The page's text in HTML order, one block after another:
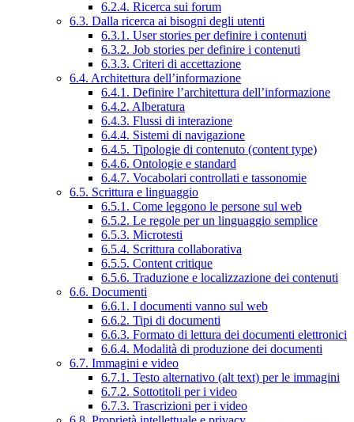
6.2.4. Ricerca sui forum
6.3. Dalla ricerca ai bisogni degli utenti
6.3.1. User stories per definire i contenuti
6.3.2. Job stories per definire i contenuti
6.3.3. Criteri di accettazione
6.4. Architettura dell’informazione
6.4.1. Definire l’architettura dell’informazione
6.4.2. Alberatura
6.4.3. Flussi di interazione
6.4.4. Sistemi di navigazione
6.4.5. Tipologie di contenuto (content type)
6.4.6. Ontologie e standard
6.4.7. Vocabolari controllati e tassonomie
6.5. Scrittura e linguaggio
6.5.1. Come leggono le persone sul web
6.5.2. Le regole per un linguaggio semplice
6.5.3. Microtesti
6.5.4. Scrittura collaborativa
6.5.5. Content critique
6.5.6. Traduzione e localizzazione dei contenuti
6.6. Documenti
6.6.1. I documenti vanno sul web
6.6.2. Tipi di documenti
6.6.3. Formato di lettura dei documenti elettronici
6.6.4. Modalità di produzione dei documenti
6.7. Immagini e video
6.7.1. Testo alternativo (alt text) per le immagini
6.7.2. Sottotitoli per i video
6.7.3. Trascrizioni per i video